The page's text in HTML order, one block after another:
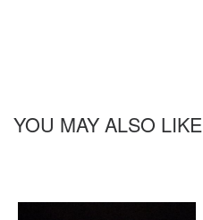
YOU MAY ALSO LIKE